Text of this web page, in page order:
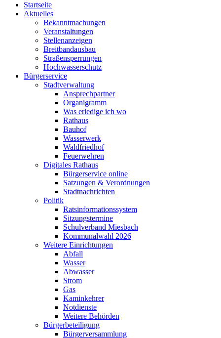
Startseite
Aktuelles
Bekanntmachungen
Veranstaltungen
Stellenanzeigen
Breitbandausbau
Straßensperrungen
Hochwasserschutz
Bürgerservice
Stadtverwaltung
Ansprechpartner
Organigramm
Was erledige ich wo
Rathaus
Bauhof
Wasserwerk
Waldfriedhof
Feuerwehren
Digitales Rathaus
Bürgerservice online
Satzungen & Verordnungen
Stadtnachrichten
Politik
Ratsinformationssystem
Sitzungstermine
Schulverband Miesbach
Kommunalwahl 2026
Weitere Einrichtungen
Abfall
Wasser
Abwasser
Strom
Gas
Kaminkehrer
Notdienste
Weitere Behörden
Bürgerbeteiligung
Bürgerversammlung